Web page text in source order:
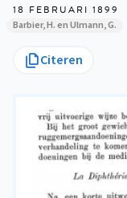
18 FEBRUARI 1899
Barbier, H. en Ulmann, G.
Citeren